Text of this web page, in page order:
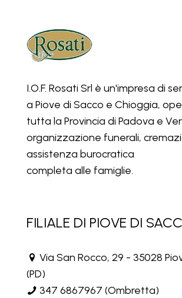
I.O.F. Rosati Srl è un'impresa di
a Piove di Sacco e Chioggia,
tutta la Provincia di Padova e
organizzazione funerali,
assistenza burocratica
completa alle famiglie.
FILIALE DI PIOVE DI
Via San Rocco, 29 - 35028
(PD)
347 6867967 (Ombretta)